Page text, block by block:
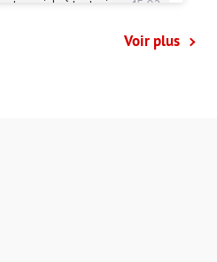
Voir plus